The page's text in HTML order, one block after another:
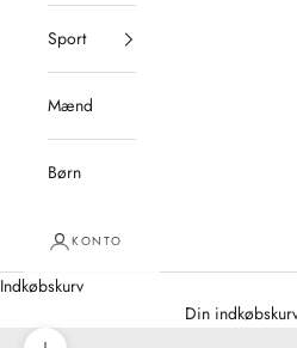
Sport
Mænd
Børn
KONTO
Indkøbskurv
Din